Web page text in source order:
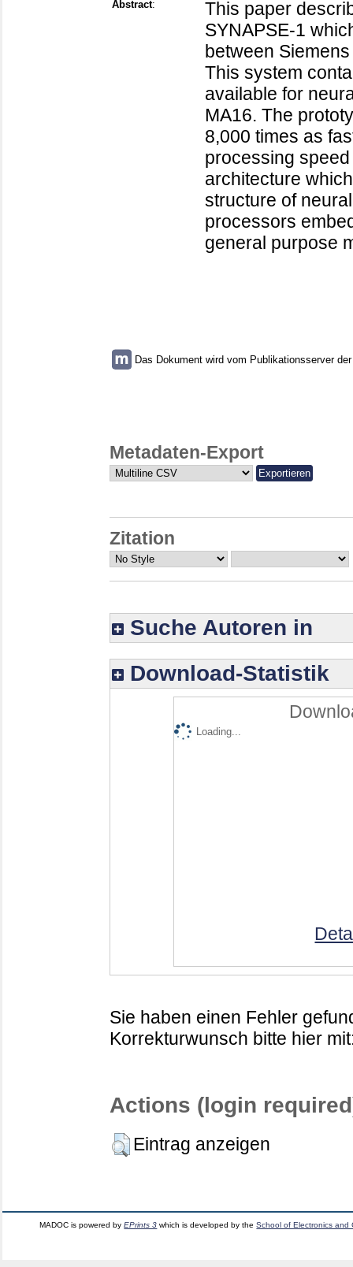
Abstract:
This paper
SYNAPSE-1
between
This system
available for
MA16. The
8,000 times as
processing
architecture
structure of
processors
general purpose
Das Dokument wird vom Publikationsserver
Metadaten-Export
Zitation
Suche Autoren in
Download-Statistik
Loading...
Sie haben einen Fehler
Korrekturwunsch bitte hier
Actions (login
Eintrag anzeigen
MADOC is powered byEPrints 3 which is developed by theSchool of Electronics and